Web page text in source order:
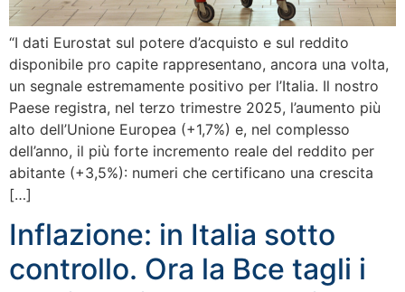
“I dati Eurostat sul potere d’acquisto e sul reddito
disponibile pro capite rappresentano, ancora una volta,
un segnale estremamente positivo per l’Italia. Il nostro
Paese registra, nel terzo trimestre 2025, l’aumento più
alto dell’Unione Europea (+1,7%) e, nel complesso
dell’anno, il più forte incremento reale del reddito per
abitante (+3,5%): numeri che certificano una crescita
[…]
Inflazione: in Italia sotto
controllo. Ora la Bce tagli i